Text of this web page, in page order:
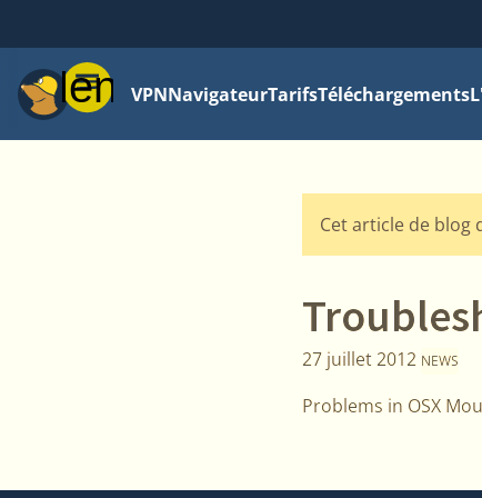
MenuVPNNavigateurTarifsTéléchargements
Cet article de blog
27 juillet 2012 NEWS
Problems in OSX